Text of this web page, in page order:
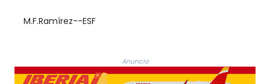
M.F.Ramírez--ESF
Anuncio